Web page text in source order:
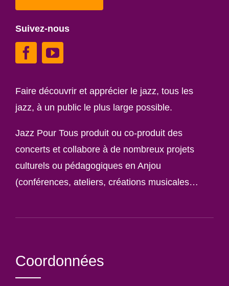
Suivez-nous
Faire découvrir et apprécier le jazz, tous les
jazz, à un public le plus large possible.
Jazz Pour Tous produit ou co-produit des
concerts et collabore à de nombreux projets
culturels ou pédagogiques en Anjou
(conférences, ateliers, créations musicales…
Coordonnées